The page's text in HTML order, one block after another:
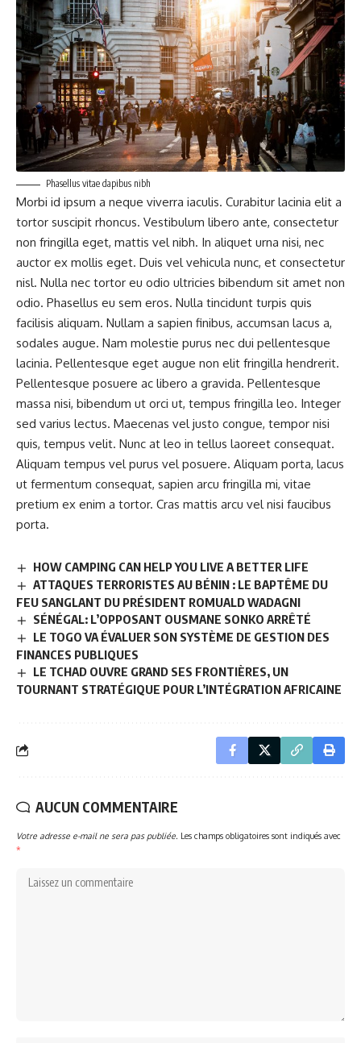
Phasellus vitae dapibus nibh
Morbi id ipsum a neque viverra iaculis. Curabitur lacinia elit a
tortor suscipit rhoncus. Vestibulum libero ante, consectetur
non fringilla eget, mattis vel nibh. In aliquet urna nisi, nec
auctor ex mollis eget. Duis vel vehicula nunc, et consectetur
nisl. Nulla nec tortor eu odio ultricies bibendum sit amet non
odio. Phasellus eu sem eros. Nulla tincidunt turpis quis
facilisis aliquam. Nullam a sapien finibus, accumsan lacus a,
sodales augue. Nam molestie purus nec dui pellentesque
lacinia. Pellentesque eget augue non elit fringilla hendrerit.
Pellentesque posuere ac libero a gravida. Pellentesque
massa nisi, bibendum ut orci ut, tempus fringilla leo. Integer
sed varius lectus. Maecenas vel justo congue, tempor nisi
quis, tempus velit. Nunc at leo in tellus laoreet consequat.
Aliquam tempus vel purus vel posuere. Aliquam porta, lacus
ut fermentum consequat, sapien arcu fringilla mi, vitae
pretium ex enim a tortor. Cras mattis arcu vel nisi faucibus
porta.
HOW CAMPING CAN HELP YOU LIVE A BETTER LIFE
ATTAQUES TERRORISTES AU BÉNIN : LE BAPTÊME DU
FEU SANGLANT DU PRÉSIDENT ROMUALD WADAGNI
SÉNÉGAL: L’OPPOSANT OUSMANE SONKO ARRÊTÉ
LE TOGO VA ÉVALUER SON SYSTÈME DE GESTION DES
FINANCES PUBLIQUES
LE TCHAD OUVRE GRAND SES FRONTIÈRES, UN
TOURNANT STRATÉGIQUE POUR L’INTÉGRATION AFRICAINE
AUCUN COMMENTAIRE
Votre adresse e-mail ne sera pas publiée. Les champs obligatoires sont indiqués avec
*